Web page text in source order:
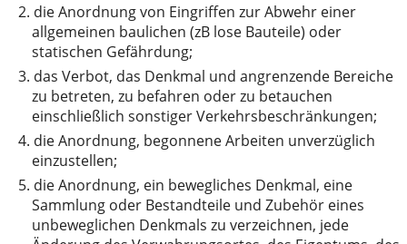
2. die Anordnung von Eingriffen zur Abwehr einer
allgemeinen baulichen (zB lose Bauteile) oder
statischen Gefährdung;
3. das Verbot, das Denkmal und angrenzende Bereiche
zu betreten, zu befahren oder zu betauchen
einschließlich sonstiger Verkehrsbeschränkungen;
4. die Anordnung, begonnene Arbeiten unverzüglich
einzustellen;
5. die Anordnung, ein bewegliches Denkmal, eine
Sammlung oder Bestandteile und Zubehör eines
unbeweglichen Denkmals zu verzeichnen, jede